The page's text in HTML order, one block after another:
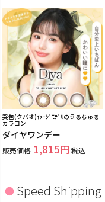
哭包(クバオ)ｲﾒｰｼﾞﾓﾃﾞﾙのうるちゅる
カラコン
ダイヤワンデー
販売価格 1,815 税込
Speed Shipping